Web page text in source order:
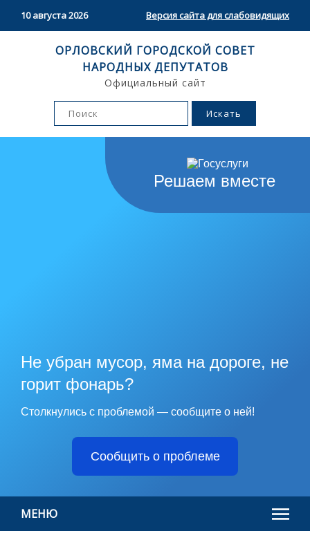
10 августа 2026 Версия сайта для слабовидящих
ОРЛОВСКИЙ ГОРОДСКОЙ СОВЕТ
НАРОДНЫХ ДЕПУТАТОВ
Официальный сайт
Решаем вместе
Не убран мусор, яма на дороге, не
горит фонарь?
Столкнулись с проблемой — сообщите о ней!
Сообщить о проблеме
МЕНЮ